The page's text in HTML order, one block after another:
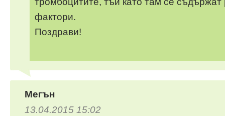
фактори.
Поздрави!
Мегън
13.04.2015 15:02